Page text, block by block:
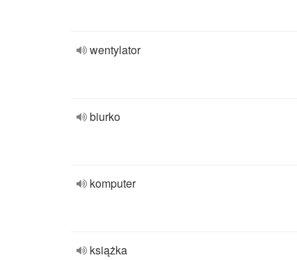
wentylator
biurko
komputer
książka